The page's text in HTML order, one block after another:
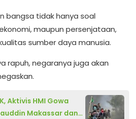
bangsa tidak hanya soal
maupun persenjataan,
sumber daya manusia.
rapuh, negaranya juga akan
Aktivis HMI Gowa
Makassar dan